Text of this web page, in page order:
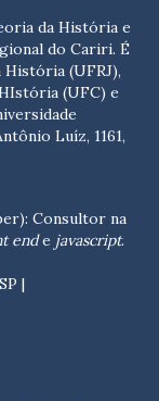
da História e
do Cariri. É
(UFRJ),
(UFC) e
Luíz, 1161,
Consultor na
ende javascript.
|